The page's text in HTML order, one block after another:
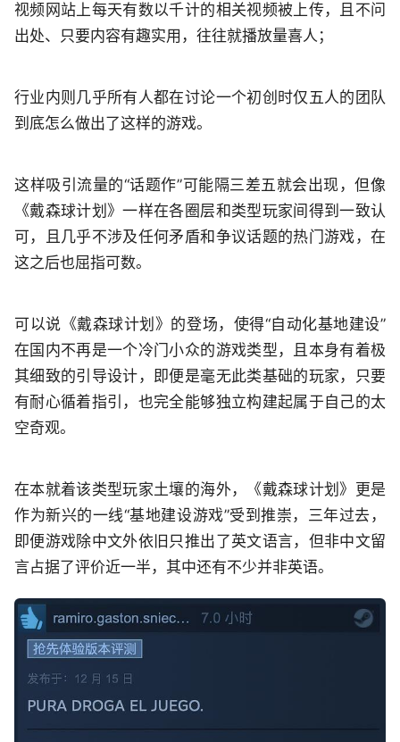
视频网站上每天有数以千计的相关视频被上传，且不问
出处、只要内容有趣实用，往往就播放量喜人；
行业内则几乎所有人都在讨论一个初创时仅五人的团队
到底怎么做出了这样的游戏。
这样吸引流量的“话题作”可能隔三差五就会出现，但像
《戴森球计划》一样在各圈层和类型玩家间得到一致认
可，且几乎不涉及任何矛盾和争议话题的热门游戏，在
这之后也屈指可数。
可以说《戴森球计划》的登场，使得“自动化基地建设”
在国内不再是一个冷门小众的游戏类型，且本身有着极
其细致的引导设计，即便是毫无此类基础的玩家，只要
有耐心循着指引，也完全能够独立构建起属于自己的太
空奇观。
在本就着该类型玩家土壤的海外，《戴森球计划》更是
作为新兴的一线“基地建设游戏”受到推崇，三年过去，
即便游戏除中文外依旧只推出了英文语言，但非中文留
言占据了评价近一半，其中还有不少并非英语。